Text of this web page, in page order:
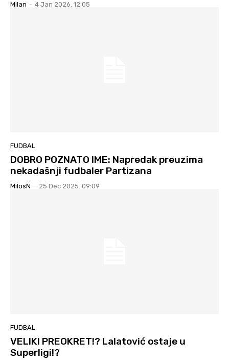
Milan - 4 Jan 2026. 12:05
FUDBAL
DOBRO POZNATO IME: Napredak preuzima
nekadašnji fudbaler Partizana
MilosN - 25 Dec 2025. 09:09
FUDBAL
VELIKI PREOKRET!? Lalatović ostaje u
Superligi!?